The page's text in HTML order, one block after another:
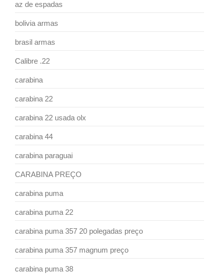
az de espadas
bolivia armas
brasil armas
Calibre .22
carabina
carabina 22
carabina 22 usada olx
carabina 44
carabina paraguai
CARABINA PREÇO
carabina puma
carabina puma 22
carabina puma 357 20 polegadas preço
carabina puma 357 magnum preço
carabina puma 38